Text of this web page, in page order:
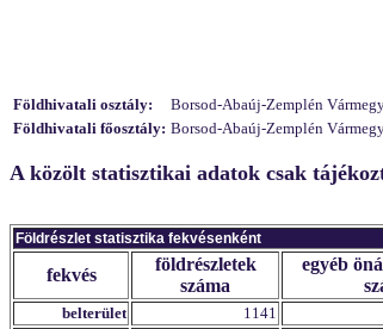
Földhivatali osztály:
Borsod-Abaúj-Zemplén
Földhivatali főosztály: Borsod-Abaúj-Zemplén
A közölt statisztikai adatok csak
Földrészlet statisztika fekvésenként
fekvés
földrészletek
száma
egyéb
belterület 1141